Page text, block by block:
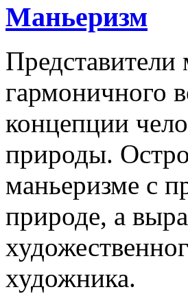
Маньеризм
Представители
гармоничного
концепции
природы.
маньеризме с
природе, а
художника.